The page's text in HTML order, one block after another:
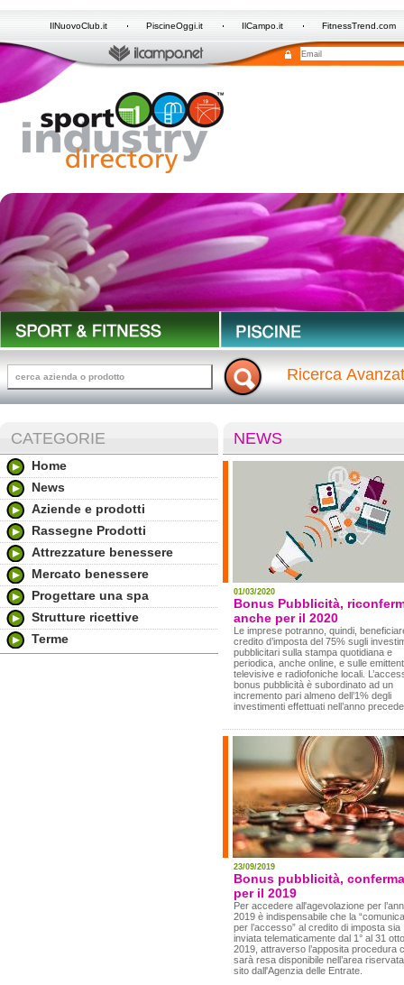
IlNuovoClub.it PiscineOggi.it IlCampo.it FitnessTrend.com
Ricerca
CATEGORIE
Home
News
Aziende e prodotti
Rassegne Prodotti
Attrezzature benessere
Mercato benessere
Progettare una spa
Strutture ricettive
Terme
NEWS
01/03/2020
Bonus Pubblicità,
anche per il 2020
Le imprese potranno, quindi,
credito d’imposta del 75% sugli
pubblicitari sulla stampa quotidiana e
periodica, anche online, e sulle
televisive e radiofoniche locali.
bonus pubblicità è subordinato ad un
incremento pari almeno dell’1% degli
investimenti effettuati nell’anno
23/09/2019
Bonus pubblicità,
per il 2019
Per accedere all'agevolazione per
2019 è indispensabile che la
per l’accesso” al credito di imposta sia
inviata telematicamente dal 1° al 31
2019, attraverso l’apposita procedura
sarà resa disponibile nell’area
sito dall'Agenzia delle Entrate.